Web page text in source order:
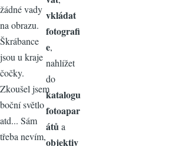
žádné vady
na obrazu.
Škrábance
jsou u kraje
čočky.
Zkoušel jsem
boční světlo
atd... Sám
třeba nevím,
vkládat
fotografi
e,
nahlížet
do
katalogu
fotoapar
átů a
objektiv